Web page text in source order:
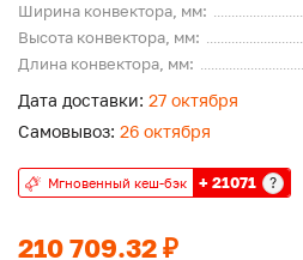
Ширина конвектора, мм:
Высота конвектора, мм:
Длина конвектора, мм:
210 709.32 ₽
Дата доставки: 27 октября
Самовывоз: 26 октября
Мгновенный кеш-бэк + 21071 ?